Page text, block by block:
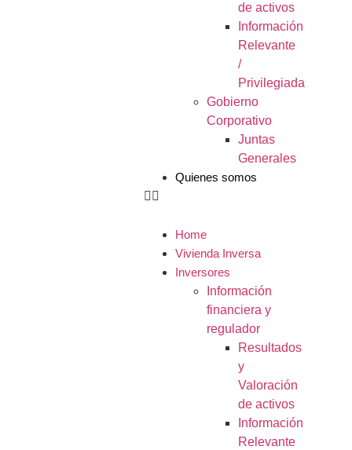
de activos
Información
Relevante
/
Privilegiada
Gobierno
Corporativo
Juntas
Generales
Quienes somos
Home
Vivienda Inversa
Inversores
Información
financiera y
regulador
Resultados
y
Valoración
de activos
Información
Relevante